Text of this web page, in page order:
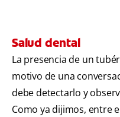
Salud dental
La presencia de un
motivo de una
debe detectarlo y
Como ya dijimos, entre